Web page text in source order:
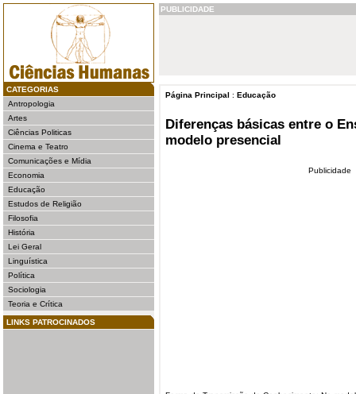
CATEGORIAS
Antropologia
Artes
Ciências Politicas
Cinema e Teatro
Comunicações e Mídia
Economia
Educação
Estudos de Religião
Filosofia
História
Lei Geral
Linguística
Política
Sociologia
Teoria e Crítica
LINKS PATROCINADOS
PUBLICIDADE
Página Principal : Educação
Diferenças básicas entre o
modelo presencial
Publicidade